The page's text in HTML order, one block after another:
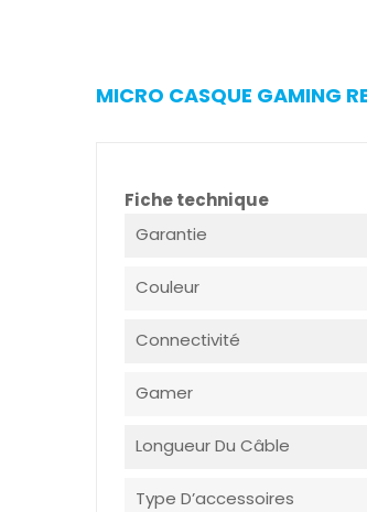
MICRO CASQUE GAMING
Fiche technique
Garantie
Couleur
Connectivité
Gamer
Longueur Du Câble
Type D’accessoires